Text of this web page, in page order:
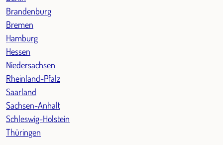
ganzheitliche Ernährungskonzepte.
Brandenburg
Bremen
Hamburg
Hessen
Niedersachsen
Rheinland-Pfalz
Saarland
Sachsen-Anhalt
Schleswig-Holstein
Thüringen